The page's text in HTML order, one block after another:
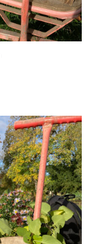
a
v
i
o
n